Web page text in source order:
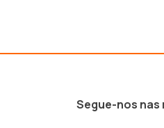
Segue-nos nas